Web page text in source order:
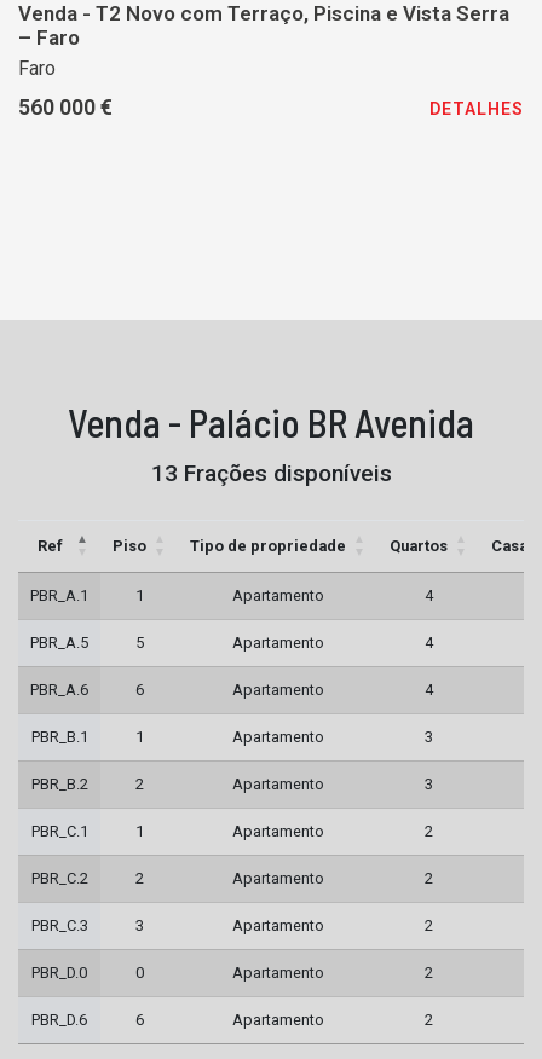
Venda - T2 Novo com Terraço, Piscina e Vista Serra
– Faro
Faro
560 000 € DETALHES
Venda - Palácio BR Avenida
13 Frações disponíveis
Ref Piso Tipo de propriedade Quartos Casas
PBR_A.1 1 Apartamento 4
PBR_A.5 5 Apartamento 4
PBR_A.6 6 Apartamento 4
PBR_B.1 1 Apartamento 3
PBR_B.2 2 Apartamento 3
PBR_C.1 1 Apartamento 2
PBR_C.2 2 Apartamento 2
PBR_C.3 3 Apartamento 2
PBR_D.0 0 Apartamento 2
PBR_D.6 6 Apartamento 2